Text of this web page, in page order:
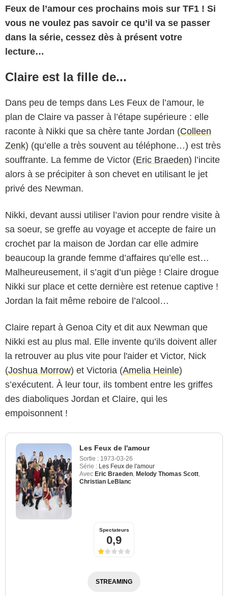
Feux de l’amour ces prochains mois sur TF1 ! Si
vous ne voulez pas savoir ce qu’il va se passer
dans la série, cessez dès à présent votre
lecture…
Claire est la fille de...
Dans peu de temps dans Les Feux de l’amour, le
plan de Claire va passer à l’étape supérieure : elle
raconte à Nikki que sa chère tante Jordan (Colleen
Zenk) (qu’elle a très souvent au téléphone…) est très
souffrante. La femme de Victor (Eric Braeden) l’incite
alors à se précipiter à son chevet en utilisant le jet
privé des Newman.
Nikki, devant aussi utiliser l’avion pour rendre visite à
sa soeur, se greffe au voyage et accepte de faire un
crochet par la maison de Jordan car elle admire
beaucoup la grande femme d’affaires qu’elle est…
Malheureusement, il s’agit d’un piège ! Claire drogue
Nikki sur place et cette dernière est retenue captive !
Jordan la fait même reboire de l’alcool…
Claire repart à Genoa City et dit aux Newman que
Nikki est au plus mal. Elle invente qu’ils doivent aller
la retrouver au plus vite pour l'aider et Victor, Nick
(Joshua Morrow) et Victoria (Amelia Heinle)
s’exécutent. À leur tour, ils tombent entre les griffes
des diaboliques Jordan et Claire, qui les
empoisonnent !
Les Feux de l'amour
Sortie : 1973-03-26
Série : Les Feux de l'amour
Avec Eric Braeden Melody Thomas Scott
Christian LeBlanc
Spectateurs
0,9
STREAMING